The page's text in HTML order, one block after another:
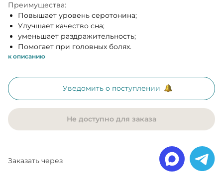
Преимущества:
Повышает уровень серотонина;
Улучшает качество сна;
уменьшает раздражительность;
Помогает при головных болях.
к описанию
Уведомить о поступлении
Не доступно для заказа
Заказать через